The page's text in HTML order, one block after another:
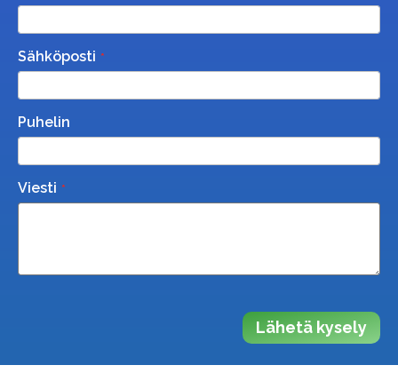
Sähköposti
Puhelin
Viesti
Lähetä kysely